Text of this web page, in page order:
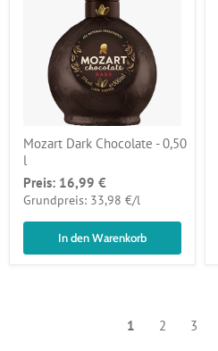
Mozart Dark Chocolate - 0,50
l
Preis: 16,99 €
Grundpreis: 33,98 €/pro
l
In den Warenkorb
1 2 3